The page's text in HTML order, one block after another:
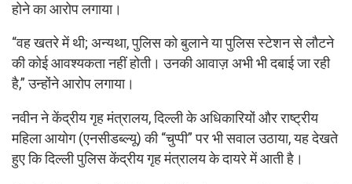
होने का आरोप लगाया।
“वह खतरे में थी; अन्यथा, पुलिस को बुलाने या पुलिस स्टेशन से लौटने
की कोई आवश्यकता नहीं होती। उनकी आवाज़ अभी भी दबाई जा रही
है,” उन्होंने आरोप लगाया।
नवीन ने केंद्रीय गृह मंत्रालय, दिल्ली के अधिकारियों और राष्ट्रीय
महिला आयोग (एनसीडब्ल्यू) की “चुप्पी” पर भी सवाल उठाया, यह देखते
हुए कि दिल्ली पुलिस केंद्रीय गृह मंत्रालय के दायरे में आती है।